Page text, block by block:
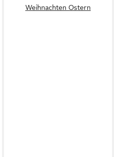
Weihnachten Ostern